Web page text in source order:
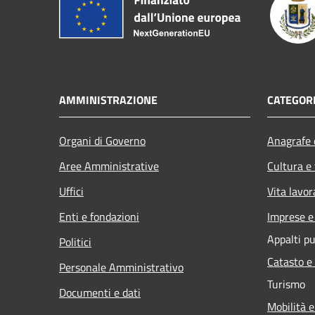
AMMINISTRAZIONE
Organi di Governo
Aree Amministrative
Uffici
Enti e fondazioni
Politici
Personale Amministrativo
Documenti e dati
Cultura
Vita
Imprese
Appalti
Catasto
Turismo
Mobilità